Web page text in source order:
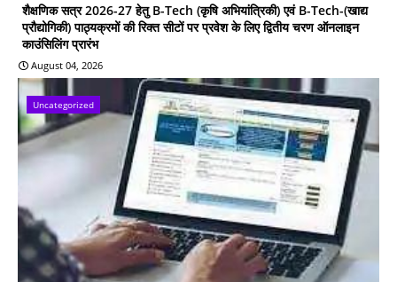
शैक्षणिक सत्र 2026-27 हेतु B-Tech (कृषि अभियांत्रिकी) एवं B-Tech-(खाद्य
प्रौद्योगिकी) पाठ्यक्रमों की रिक्त सीटों पर प्रवेश के लिए द्वितीय चरण ऑनलाइन
काउंसिलिंग प्रारंभ
August 04, 2026
Uncategorized